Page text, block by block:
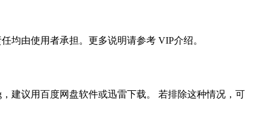
均由使用者承担。更多说明请参考 VIP介绍。
建议用百度网盘软件或迅雷下载。 若排除这种情况，可